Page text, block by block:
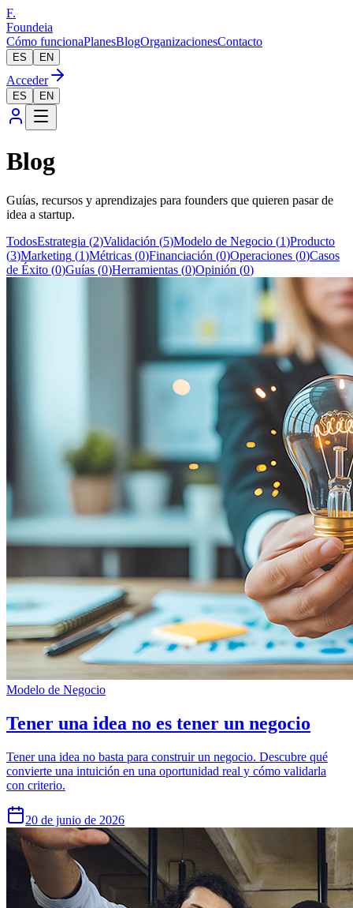
F.
Foundeia
Cómo funcionaPlanesBlogOrganizacionesContacto
ES EN
Acceder
ES EN
Blog
Guías, recursos y aprendizajes para founders que quieren pasar de
idea a startup.
TodosEstrategia (2)Validación (5)Modelo de Negocio (1)Producto
(3)Marketing (1)Métricas (0)Financiación (0)Operaciones (0)Casos
de Éxito (0)Guías (0)Herramientas (0)Opinión (0)
Modelo de Negocio
Tener una idea no es tener un negocio
Tener una idea no basta para construir un negocio. Descubre qué
convierte una intuición en una oportunidad real y cómo validarla
con criterio.
20 de junio de 2026